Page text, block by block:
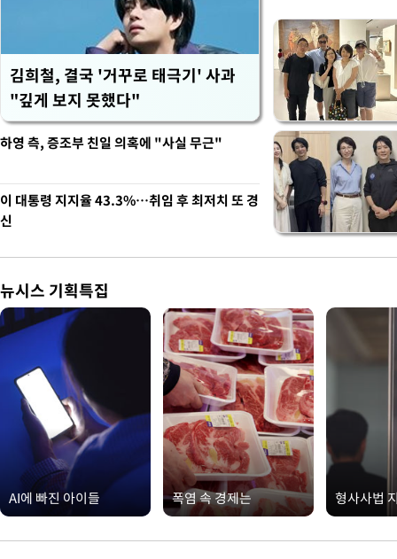
김희철, 결국 '거꾸로 태극기' 사과
"깊게 보지 못했다"
하영 측, 증조부 친일 의혹에 "사실 무근"
이 대통령 지지율 43.3%…취임 후 최저치 또 경
신
뉴시스 기획특집
AI에 빠진 아이들 폭염 속 경제는 형사사법